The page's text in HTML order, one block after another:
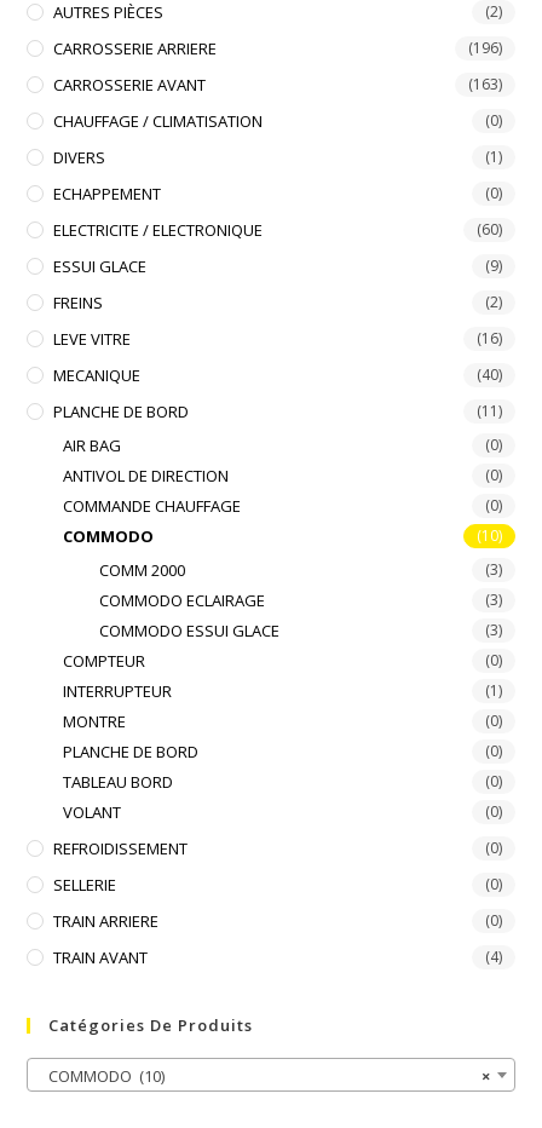
AUTRES PIÈCES (2)
CARROSSERIE ARRIERE (196)
CARROSSERIE AVANT (163)
CHAUFFAGE / CLIMATISATION (0)
DIVERS (1)
ECHAPPEMENT (0)
ELECTRICITE / ELECTRONIQUE (60)
ESSUI GLACE (9)
FREINS (2)
LEVE VITRE (16)
MECANIQUE (40)
PLANCHE DE BORD (11)
AIR BAG (0)
ANTIVOL DE DIRECTION (0)
COMMANDE CHAUFFAGE (0)
COMMODO (10)
COMM 2000 (3)
COMMODO ECLAIRAGE (3)
COMMODO ESSUI GLACE (3)
COMPTEUR (0)
INTERRUPTEUR (1)
MONTRE (0)
PLANCHE DE BORD (0)
TABLEAU BORD (0)
VOLANT (0)
REFROIDISSEMENT (0)
SELLERIE (0)
TRAIN ARRIERE (0)
TRAIN AVANT (4)
Catégories De Produits
×
COMMODO (10)